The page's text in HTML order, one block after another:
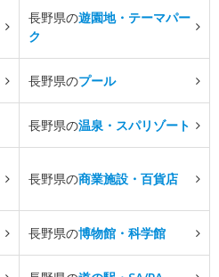
長野県の遊園地・テーマパー
ク
長野県のプール
長野県の温泉・スパリゾート
長野県の商業施設・百貨店
長野県の博物館・科学館